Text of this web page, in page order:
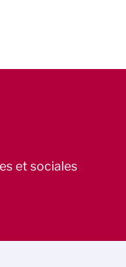
et sociales